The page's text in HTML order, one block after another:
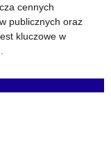
cennych
publicznych oraz
kluczowe w